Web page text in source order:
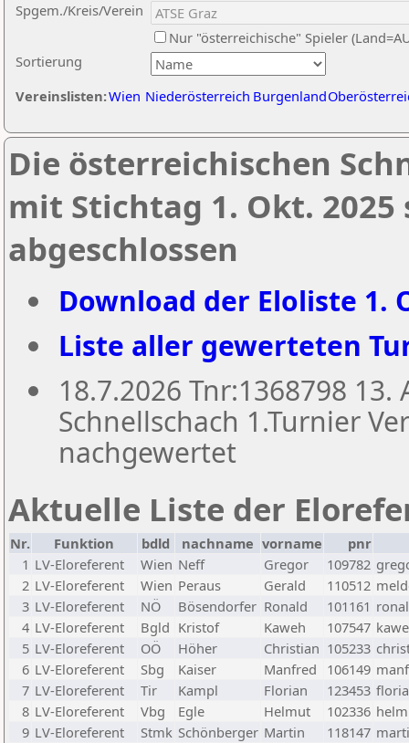
Sortierung
Spgem./Kreis/Verein
Nur "österreichische" Spieler
Vereinslisten:Wien Niederösterreich Burgenland
Die österreichischen
mit Stichtag 1. Okt.
abgeschlossen
Download der Eloliste 1.
Liste aller gewerteten
18.7.2026 Tnr:1368798
Schnellschach 1.Turnier
nachgewertet
Aktuelle Liste der
Nr. Funktion bdld nachname vorname
pnr
1 LV-Eloreferent Wien Neff Gregor 109782
2 LV-Eloreferent Wien Peraus Gerald 110512
3 LV-Eloreferent NÖ Bösendorfer Ronald 101161
4 LV-Eloreferent Bgld Kristof Kaweh 107547
5 LV-Eloreferent OÖ Höher Christian 105233
6 LV-Eloreferent Sbg Kaiser Manfred 106149
7 LV-Eloreferent Tir Kampl Florian 123453
8 LV-Eloreferent Vbg Egle Helmut 102336
9 LV-Eloreferent Stmk Schönberger Martin 118147